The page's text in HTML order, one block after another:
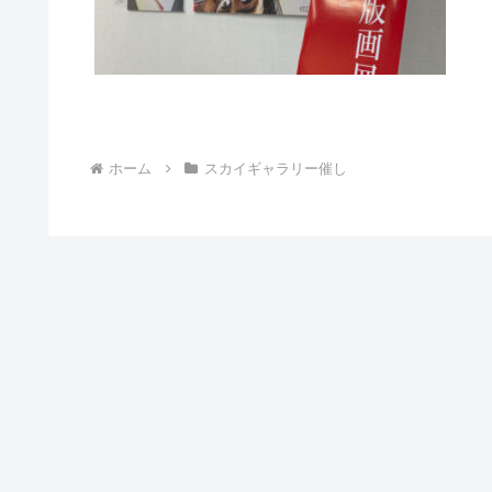
ホーム スカイギャラリー催し